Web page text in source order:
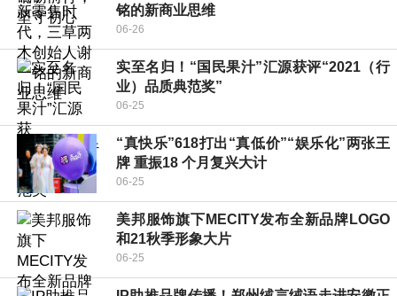
铭的新商业思维
06-26
实至名归！“国民果汁”汇源获评“2021（行
业）品质典范奖”
06-25
“真快乐”618打出“真低价”“娱乐化”两张王
牌 重振18 个月复兴大计
06-25
美邦服饰旗下MECITY发布全新品牌LOGO
和21秋季形象大片
06-25